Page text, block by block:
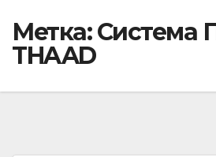
Метка:Система
THAAD